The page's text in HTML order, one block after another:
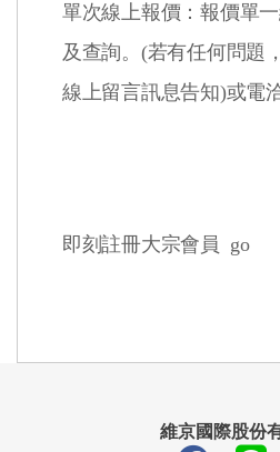
單次線上報價：報價單
及查詢。(若有任何問題
線上留言訊息告知)或電
即刻註冊大宗會員 go
維京國際股份